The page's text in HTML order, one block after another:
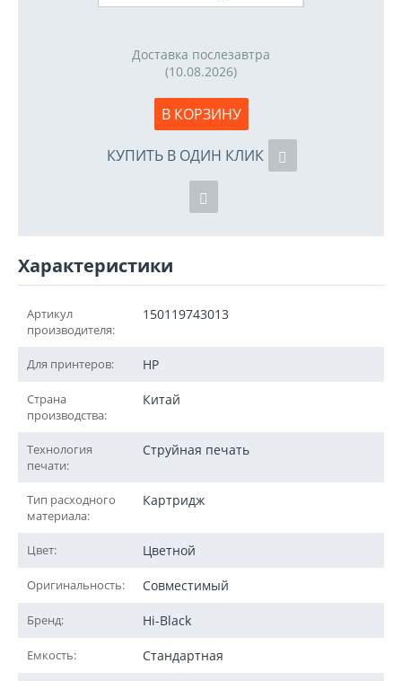
Доставка послезавтра
(10.08.2026)
В КОРЗИНУ
КУПИТЬ В ОДИН КЛИК
Характеристики
Артикул
производителя:
150119743013
Для принтеров: HP
Страна
производства:
Китай
Технология
печати:
Струйная печать
Тип расходного
материала:
Картридж
Цвет: Цветной
Оригинальность: Совместимый
Бренд: Hi-Black
Емкость: Стандартная